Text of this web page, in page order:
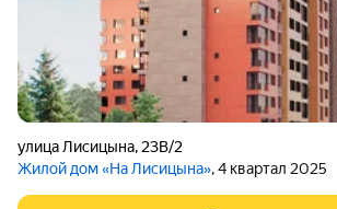
улица Лисицына, 23В/2
Жилой дом «На Лисицына», 4 квартал 2025